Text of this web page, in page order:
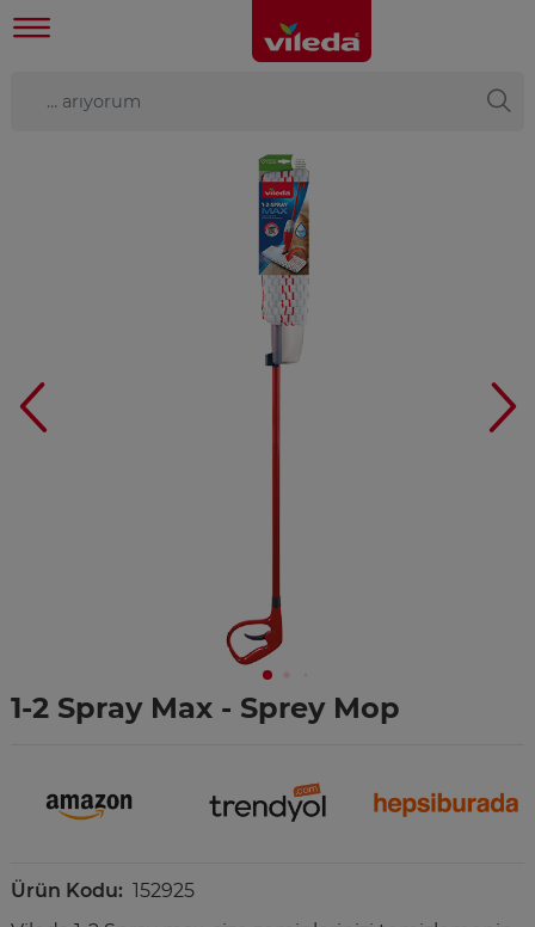
1-2 Spray Max - Sprey Mop
Ürün Kodu: 152925